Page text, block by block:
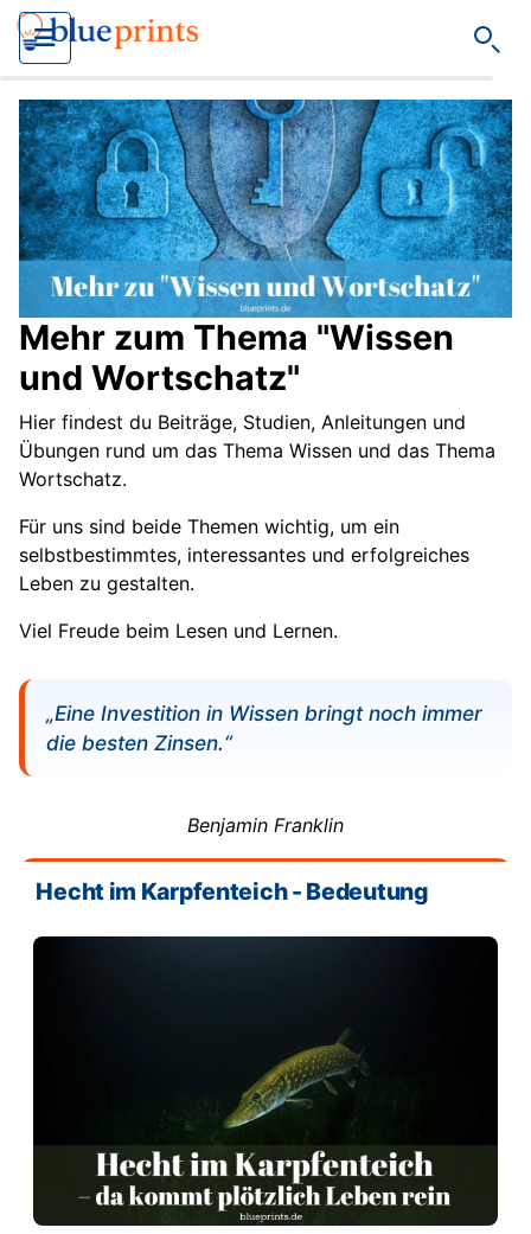
Mehr zum Thema "Wissen
und Wortschatz"
Hier findest du Beiträge, Studien, Anleitungen und
Übungen rund um das Thema Wissen und das Thema
Wortschatz.
Für uns sind beide Themen wichtig, um ein
selbstbestimmtes, interessantes und erfolgreiches
Leben zu gestalten.
Viel Freude beim Lesen und Lernen.
„Eine Investition in Wissen bringt noch immer
die besten Zinsen.“
Benjamin Franklin
Hecht im Karpfenteich - Bedeutung